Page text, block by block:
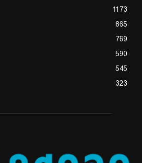
1173
865
769
590
545
323